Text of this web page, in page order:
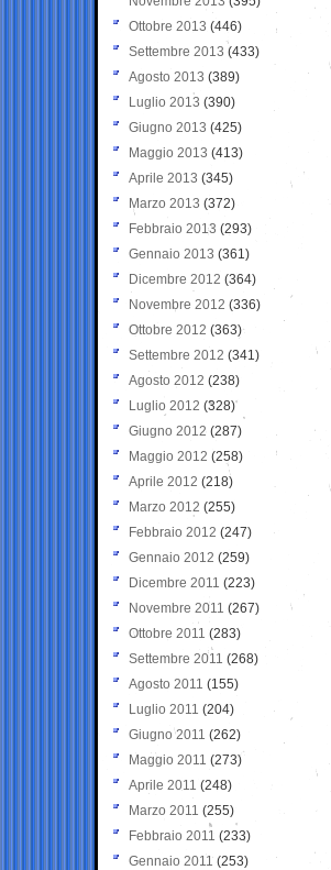
Ottobre 2013 (446)
Settembre 2013 (433)
Agosto 2013 (389)
Luglio 2013 (390)
Giugno 2013 (425)
Maggio 2013 (413)
Aprile 2013 (345)
Marzo 2013 (372)
Febbraio 2013 (293)
Gennaio 2013 (361)
Dicembre 2012 (364)
Novembre 2012 (336)
Ottobre 2012 (363)
Settembre 2012 (341)
Agosto 2012 (238)
Luglio 2012 (328)
Giugno 2012 (287)
Maggio 2012 (258)
Aprile 2012 (218)
Marzo 2012 (255)
Febbraio 2012 (247)
Gennaio 2012 (259)
Dicembre 2011 (223)
Novembre 2011 (267)
Ottobre 2011 (283)
Settembre 2011 (268)
Agosto 2011 (155)
Luglio 2011 (204)
Giugno 2011 (262)
Maggio 2011 (273)
Aprile 2011 (248)
Marzo 2011 (255)
Febbraio 2011 (233)
Gennaio 2011 (253)